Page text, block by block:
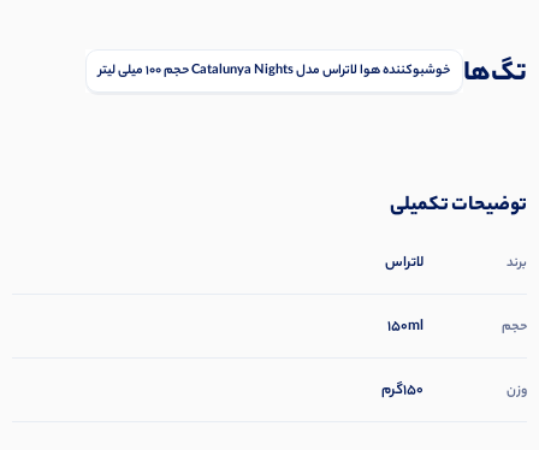
تگ‌ها خوشبوکننده هوا لاتراس مدل Catalunya Nights حجم 100 میلی لیتر
توضیحات تکمیلی
برند لاتراس
حجم 150ml
وزن 150گرم